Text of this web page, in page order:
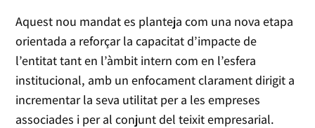
Aquest nou mandat es planteja com una nova etapa
orientada a reforçar la capacitat d’impacte de
l’entitat tant en l’àmbit intern com en l’esfera
institucional, amb un enfocament clarament dirigit a
incrementar la seva utilitat per a les empreses
associades i per al conjunt del teixit empresarial.